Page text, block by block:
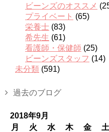
ビーンズのオススメ
プライベート (65)
栄養士 (83)
希先生 (61)
看護師・保健師 (25)
ビーンズスタッフ (14)
未分類 (591)
過去のブログ
2018年9月
月
火 水 木 金 土